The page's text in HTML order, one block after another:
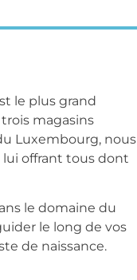
le plus grand
magasins
Luxembourg, nous
offrant tous dont
le domaine du
le long de vos
de naissance.